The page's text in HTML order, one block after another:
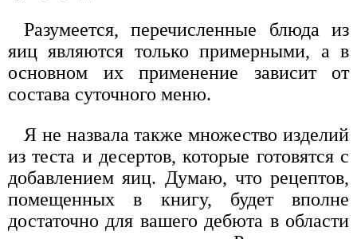
Разумеется, перечисленные блюда из
яиц являются только примерными, а в
основном их применение зависит от
состава суточного меню.
Я не назвала также множество изделий
из теста и десертов, которые готовятся с
добавлением яиц. Думаю, что рецептов,
помещенных в книгу, будет вполне
достаточно для вашего дебюта в области